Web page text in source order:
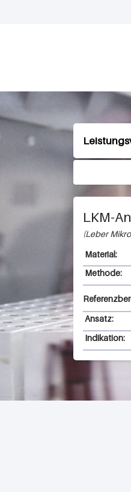
LKM-
Leber
Methode:
Ansatz:
Indikation: